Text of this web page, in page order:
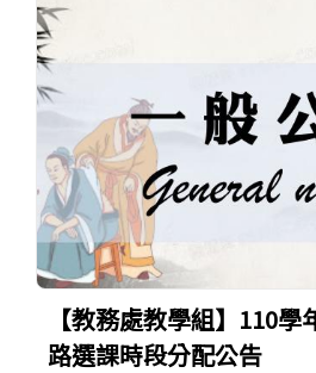
【教務處教學組】110
路選課時段分配公告